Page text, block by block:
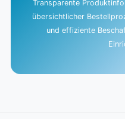
Transparente
übersichtlicher
und effiziente